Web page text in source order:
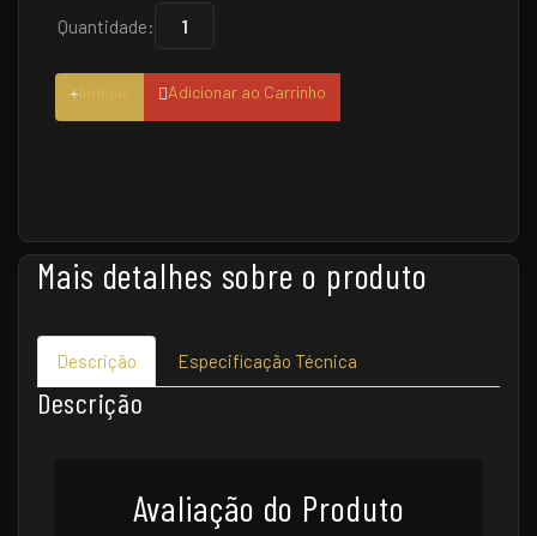
Quantidade:
Adicionar ao Carrinho
Mais detalhes sobre o produto
Descrição Especificação Técnica
Descrição
Avaliação do Produto